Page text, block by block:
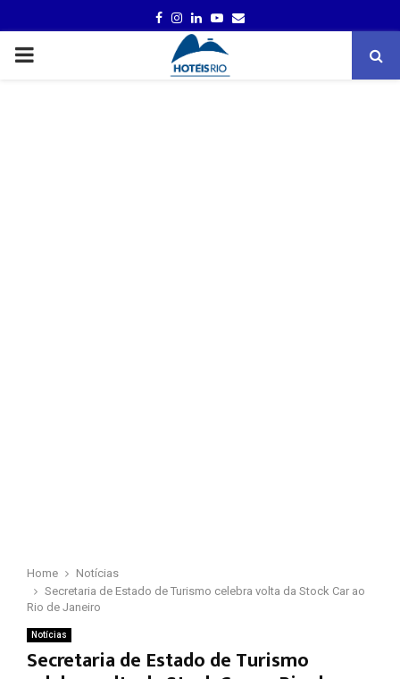
FACEBOOK
INSTAGRAM
LINKEDINYOUTUBE
EMAIL
PRIMARY
Home
Notícias
Secretaria de Estado de Turismo celebra volta da Stock Car ao
Rio de Janeiro
Notícias
Secretaria de Estado de Turismo